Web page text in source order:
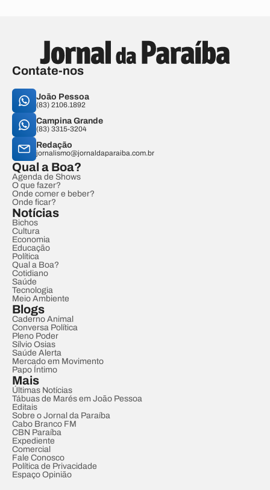
Contate-nos
João Pessoa
(83) 2106.1892
Campina Grande
(83) 3315-3204
Redação
jornalismo@jornaldaparaiba.com.br
Qual a Boa?
Agenda de Shows
O que fazer?
Onde comer e beber?
Onde ficar?
Notícias
Bichos
Cultura
Economia
Educação
Política
Qual a Boa?
Cotidiano
Saúde
Tecnologia
Meio Ambiente
Blogs
Caderno Animal
Conversa Política
Pleno Poder
Sílvio Osias
Saúde Alerta
Mercado em Movimento
Papo Íntimo
Mais
Últimas Notícias
Tábuas de Marés em João Pessoa
Editais
Sobre o Jornal da Paraíba
Cabo Branco FM
CBN Paraíba
Expediente
Comercial
Fale Conosco
Política de Privacidade
Espaço Opinião